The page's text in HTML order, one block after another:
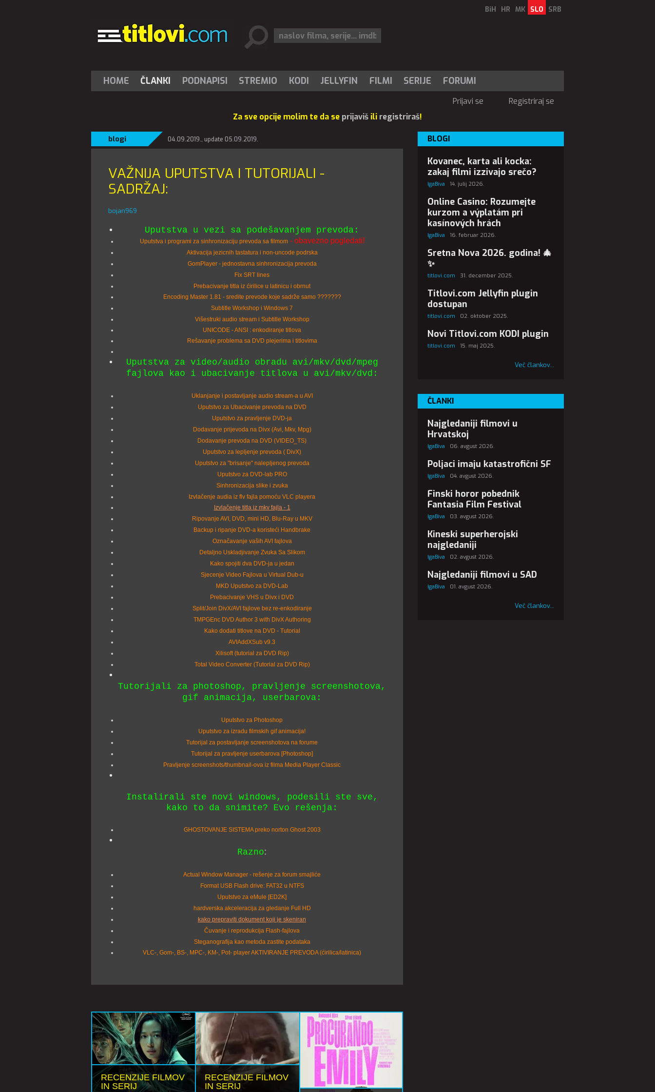
BiH HR MK SLO SRB
HOME ČLANKI PODNAPISI STREMIO KODI JELLYFIN FILMI SERIJE FORUMI
Prijavi se
Registriraj se
Za sve opcije molim te da se prijaviš ili registriraš!
blogi 04.09.2019., update 05.09.2019.
VAŽNIJA UPUTSTVA I TUTORIJALI -
SADRŽAJ:
bojan969
Uputstva u vezi sa podešavanjem prevoda:
Uputstva i programi za sinhronizaciju prevoda sa filmom- obavezno pogledati!
Aktivacija jezicnih tastatura i non-uncode podrska
GomPlayer - jednostavna sinhronizacija prevoda
Fix SRT lines
Prebacivanje titla iz ćirilice u latinicu i obrnut
Encoding Master 1.81 - sredite prevode koje sadrže samo ???????
Subtitle Workshop i Windows 7
Višestruki audio stream i Subtitle Workshop
UNICODE - ANSI : enkodiranje titlova
Rešavanje problema sa DVD plejerima i titlovima
Uputstva za video/audio obradu avi/mkv/dvd/mpeg
fajlova kao i ubacivanje titlova u avi/mkv/dvd:
Uklanjanje i postavljanje audio stream-a u AVI
Uputstvo za Ubacivanje prevoda na DVD
Uputstvo za pravljenje DVD-ja
Dodavanje prijevoda na Divx (Avi, Mkv, Mpg)
Dodavanje prevoda na DVD (VIDEO_TS)
Uputstvo za lepljenje prevoda ( DivX)
Uputstvo za "brisanje" nalepljenog prevoda
Uputstvo za DVD-lab PRO
Sinhronizacija slike i zvuka
Izvlačenje audia iz flv fajla pomoću VLC playera
Izvlačenje titla iz mkv fajla - 1
Ripovanje AVI, DVD, mini HD, Blu-Ray u MKV
Backup i ripanje DVD-a koristeći Handbrake
Označavanje vaših AVI fajlova
Detaljno Uskladjivanje Zvuka Sa Slikom
Kako spojiti dva DVD-ja u jedan
Sjecenje Video Fajlova u Virtual Dub-u
MKD Uputstvo za DVD-Lab
Prebacivanje VHS u Divx i DVD
Split/Join DivX/AVI fajlove bez re-enkodiranje
TMPGEnc DVD Author 3 with DivX Authoring
Kako dodati titlove na DVD - Tutorial
AVIAddXSub v9.3
Xilisoft (tutorial za DVD Rip)
Total Video Converter (Tutorial za DVD Rip)
Tutorijali za photoshop, pravljenje screenshotova,
gif animacija, userbarova:
Uputstvo za Photoshop
Uputstvo za izradu filmskih gif animacija!
Tutorijal za postavljanje screenshotova na forume
Tutorijal za pravljenje userbarova [Photoshop]
Pravljenje screenshots/thumbnail-ova iz filma Media Player Classic
Instalirali ste novi windows, podesili ste sve,
kako to da snimite? Evo rešenja:
GHOSTOVANJE SISTEMA preko norton Ghost 2003
Razno:
Actual Window Manager - rešenje za forum smajliće
Format USB Flash drive: FAT32 u NTFS
Uputstvo za eMule [ED2K]
hardverska akceleracija za gledanje Full HD
kako prepraviti dokument koji je skeniran
Čuvanje i reprodukcija Flash-fajlova
Steganografija kao metoda zastite podataka
VLC-, Gom-, BS-, MPC-, KM-, Pot- player AKTIVIRANJE PREVODA (ćirilica/latinica)
RECENZIJE FILMOV
IN SERIJ
RECENZIJE FILMOV
IN SERIJ
BLOGI
Kovanec, karta ali kocka:
zakaj filmi izzivajo srečo?
IgaBiva 14. julij 2026.
Online Casino: Rozumejte
kurzom a výplatám pri
kasínových hrách
IgaBiva 16. februar 2026.
Sretna Nova 2026. godina! 🎄
✨
titlovi.com 31. december 2025.
Titlovi.com Jellyfin plugin
dostupan
titlovi.com 02. oktober 2025.
Novi Titlovi.com KODI plugin
titlovi.com 15. maj 2025.
Več člankov...
ČLANKI
Najgledaniji filmovi u
Hrvatskoj
IgaBiva 06. avgust 2026.
Poljaci imaju katastrofični SF
IgaBiva 04. avgust 2026.
Finski horor pobednik
Fantasia Film Festival
IgaBiva 03. avgust 2026.
Kineski superherojski
najgledaniji
IgaBiva 02. avgust 2026.
Najgledaniji filmovi u SAD
IgaBiva 01. avgust 2026.
Več člankov...